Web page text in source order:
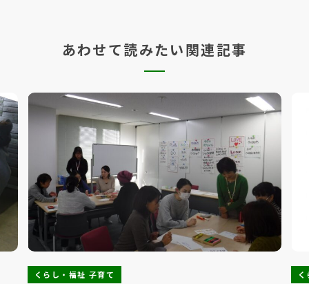
あわせて読みたい関連記事
くらし・福祉 子育て